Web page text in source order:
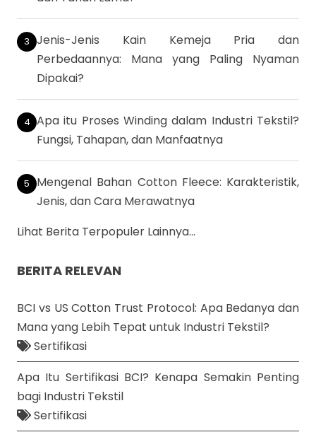
Jenis-Jenis Kain Kemeja Pria dan
Perbedaannya: Mana yang Paling Nyaman
Dipakai?
Apa itu Proses Winding dalam Industri Tekstil?
Fungsi, Tahapan, dan Manfaatnya
Mengenal Bahan Cotton Fleece: Karakteristik,
Jenis, dan Cara Merawatnya
Lihat Berita Terpopuler Lainnya...
BERITA RELEVAN
BCI vs US Cotton Trust Protocol: Apa Bedanya dan
Mana yang Lebih Tepat untuk Industri Tekstil?
Sertifikasi
Apa Itu Sertifikasi BCI? Kenapa Semakin Penting
bagi Industri Tekstil
Sertifikasi